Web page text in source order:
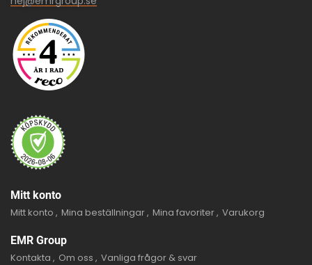
Mitt konto
Mitt konto
Mina beställningar Mina favoriter Varukorg
EMR Group
Kontakta
Om oss
Vanliga frågor & svar